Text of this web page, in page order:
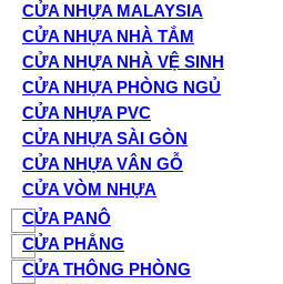
CỬA NHỰA MALAYSIA
CỬA NHỰA NHÀ TẮM
CỬA NHỰA NHÀ VỆ SINH
CỬA NHỰA PHÒNG NGỦ
CỬA NHỰA PVC
CỬA NHỰA SÀI GÒN
CỬA NHỰA VÂN GỖ
CỬA VÒM NHỰA
CỬA PANÔ
CỬA PHẲNG
CỬA THÔNG PHÒNG